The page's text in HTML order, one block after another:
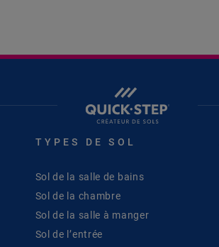
TYPES DE SOL
Sol de la salle de bains
Sol de la chambre
Sol de la salle à manger
Sol de l’entrée